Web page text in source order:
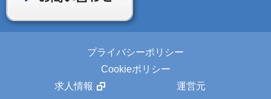
プライバシーポリシー
Cookieポリシー
求人情報
運営元